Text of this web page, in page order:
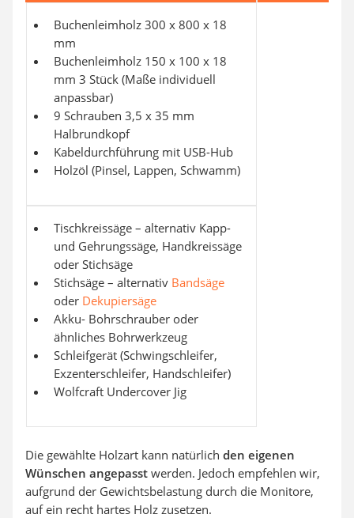
Buchenleimholz 300 x 800 x 18
mm
Buchenleimholz 150 x 100 x 18
mm 3 Stück (Maße individuell
anpassbar)
9 Schrauben 3,5 x 35 mm
Halbrundkopf
Kabeldurchführung mit USB-Hub
Holzöl (Pinsel, Lappen, Schwamm)
Tischkreissäge – alternativ Kapp-
und Gehrungssäge, Handkreissäge
oder Stichsäge
Stichsäge – alternativ Bandsäge
oder Dekupiersäge
Akku- Bohrschrauber oder
ähnliches Bohrwerkzeug
Schleifgerät (Schwingschleifer,
Exzenterschleifer, Handschleifer)
Wolfcraft Undercover Jig
Die gewählte Holzart kann natürlich den eigenen
Wünschen angepasst werden. Jedoch empfehlen wir,
aufgrund der Gewichtsbelastung durch die Monitore,
auf ein recht hartes Holz zusetzen.